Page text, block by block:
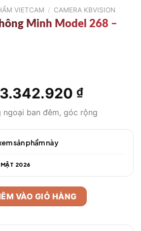
VIETCAM / CAMERA KBVISION
Minh Model 268 –
Giá
gốc
₫.
3.342.920 ₫Giá
tại
là:
ngoại ban đêm, góc rộng
sản phẩm này
MẬT 2026
Model 268 – Full HD số lượng
VÀO GIỎ HÀNG